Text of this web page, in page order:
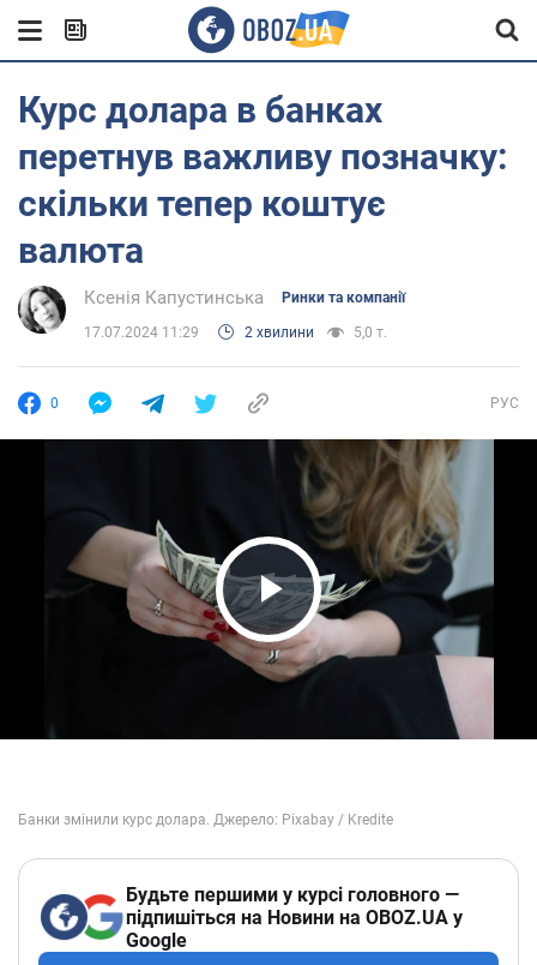
Курс долара в банках
перетнув важливу позначку:
скільки тепер коштує
валюта
Ксенія Капустинська Ринки та компанії
17.07.2024 11:29 2 хвилини 5,0 т.
0 РУС
Play Video
Будьте першими у курсі головного —
підпишіться на Новини на OBOZ.UA у
Google